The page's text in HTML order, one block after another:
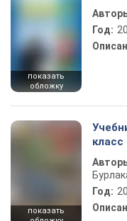
показать
обложку
Год:
показать
класс
Год: